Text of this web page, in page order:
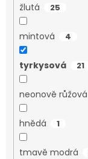
žlutá 25
mintová 4
tyrkysová 21
neonově růžová
hnědá 1
tmavě modrá